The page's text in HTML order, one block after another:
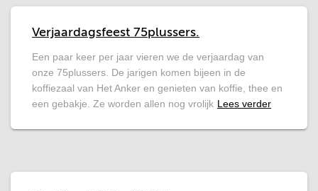
Verjaardagsfeest 75plussers.
Een paar keer per jaar vieren we de verjaardag van
onze 75plussers. De jarigen komen bijeen in de
koffiezaal van Het Anker en genieten van koffie, thee en
een gebakje. Ze worden allen nog vrolijk Lees verder